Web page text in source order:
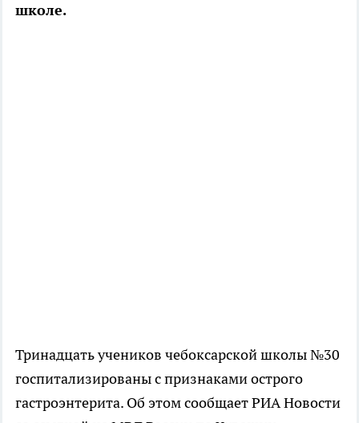
школе.
Тринадцать учеников чебоксарской школы №30
госпитализированы с признаками острого
гастроэнтерита. Об этом сообщает РИА Новости